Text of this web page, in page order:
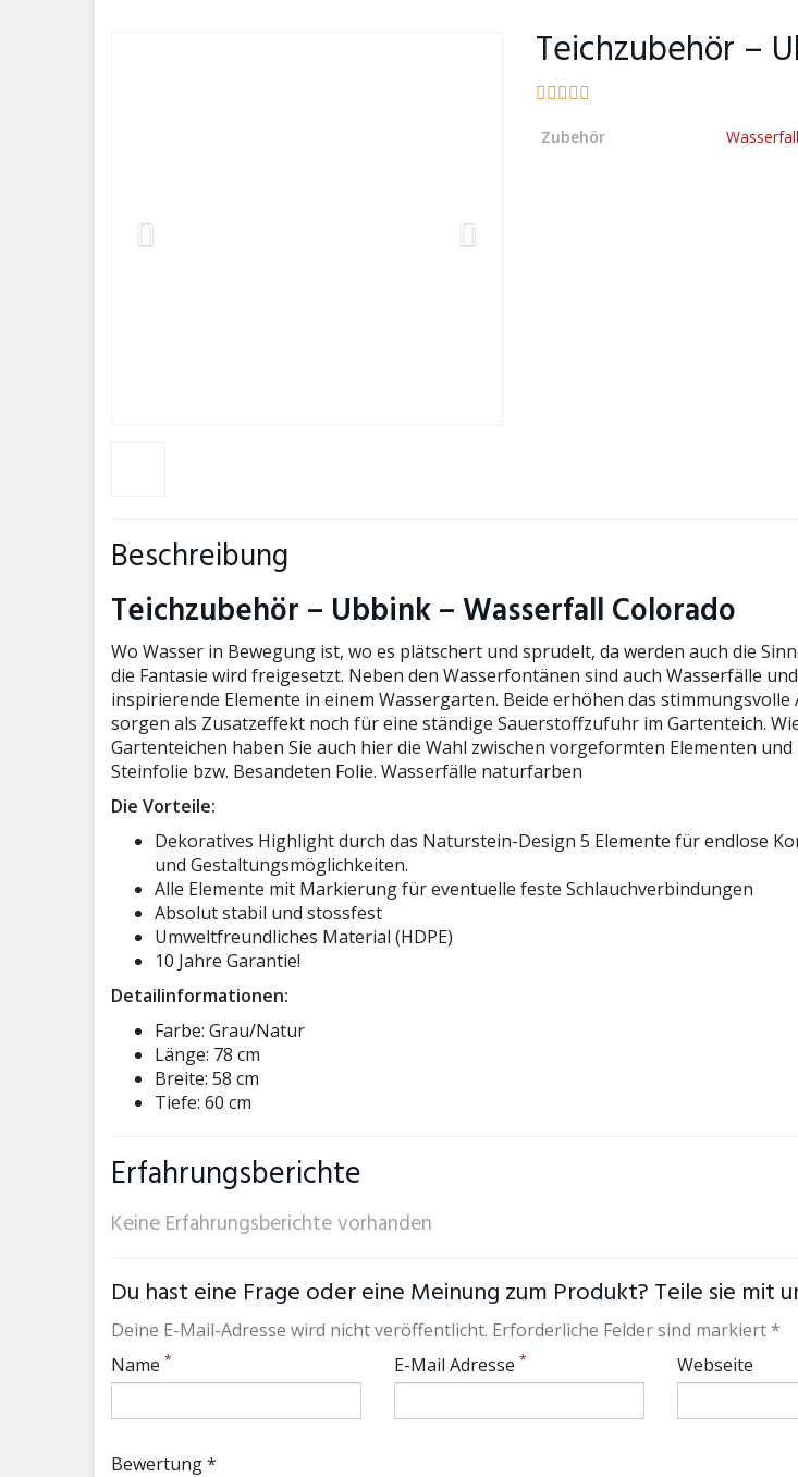
Teichzubehör –
Zubehör Wasserfall
Beschreibung
Teichzubehör – Ubbink – Wasserfall Colorado
Wo Wasser in Bewegung ist, wo es plätschert und sprudelt, da werden auch die
die Fantasie wird freigesetzt. Neben den Wasserfontänen sind auch Wasserfälle
inspirierende Elemente in einem Wassergarten. Beide erhöhen das stimmungsvolle
sorgen als Zusatzeffekt noch für eine ständige Sauerstoffzufuhr im Gartenteich.
Gartenteichen haben Sie auch hier die Wahl zwischen vorgeformten Elementen
Steinfolie bzw. Besandeten Folie. Wasserfälle naturfarben
Die Vorteile:
Dekoratives Highlight durch das Naturstein-Design 5 Elemente für endlose
und Gestaltungsmöglichkeiten.
Alle Elemente mit Markierung für eventuelle feste Schlauchverbindungen
Absolut stabil und stossfest
Umweltfreundliches Material (HDPE)
10 Jahre Garantie!
Detailinformationen:
Farbe: Grau/Natur
Länge: 78 cm
Breite: 58 cm
Tiefe: 60 cm
Erfahrungsberichte
Keine Erfahrungsberichte vorhanden
Du hast eine Frage oder eine Meinung zum Produkt? Teile sie mit
Deine E-Mail-Adresse wird nicht veröffentlicht. Erforderliche Felder sind markiert *
Name * E-Mail Adresse * Webseite
Bewertung *